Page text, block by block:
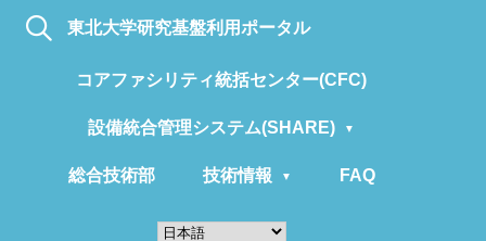
東北大学研究基盤利用ポータル
コアファシリティ統括センター(CFC)
設備統合管理システム(SHARE)
総合技術部 技術情報 FAQ